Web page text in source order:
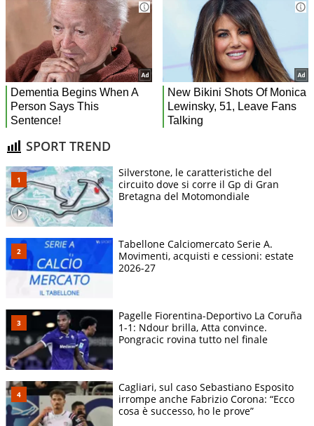
SPORT TREND
Silverstone, le caratteristiche del
circuito dove si corre il Gp di Gran
Bretagna del Motomondiale
Tabellone Calciomercato Serie A.
Movimenti, acquisti e cessioni: estate
2026-27
Pagelle Fiorentina-Deportivo La Coruña
1-1: Ndour brilla, Atta convince.
Pongracic rovina tutto nel finale
Cagliari, sul caso Sebastiano Esposito
irrompe anche Fabrizio Corona: “Ecco
cosa è successo, ho le prove”